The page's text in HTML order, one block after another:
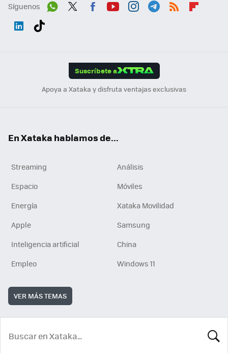
Síguenos
Suscríbete a
Apoya a Xataka y disfruta ventajas exclusivas
En Xataka hablamos de...
Streaming
Análisis
Espacio
Móviles
Energía
Xataka Movilidad
Apple
Samsung
Inteligencia artificial
China
Empleo
Windows 11
VER MÁS TEMAS